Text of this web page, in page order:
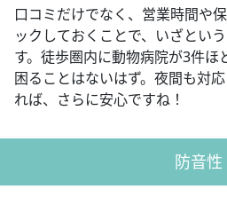
口コミだけでなく、営業時間や
ックしておくことで、いざとい
す。徒歩圏内に動物病院が3件ほ
困ることはないはず。夜間も対
れば、さらに安心ですね！
防音性